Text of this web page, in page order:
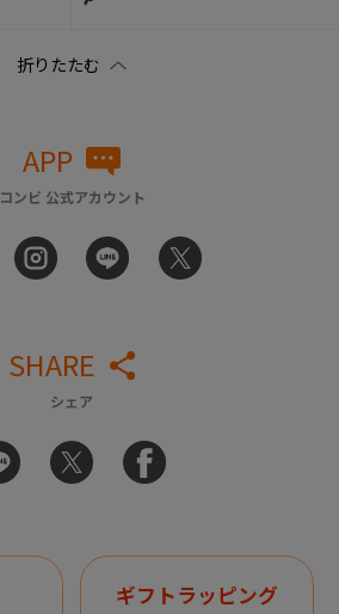
APP
コンビ 公式アカウント
SHARE
シェア
ギフトラッピング